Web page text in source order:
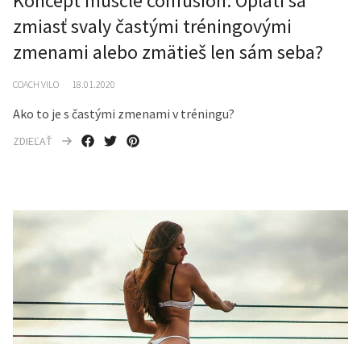
zmiasť svaly častými tréningovými
zmenami alebo zmätieš len sám seba?
COACH VILO 18.01.2020
Ako to je s častými zmenami v tréningu?
ZDIEĽAŤ